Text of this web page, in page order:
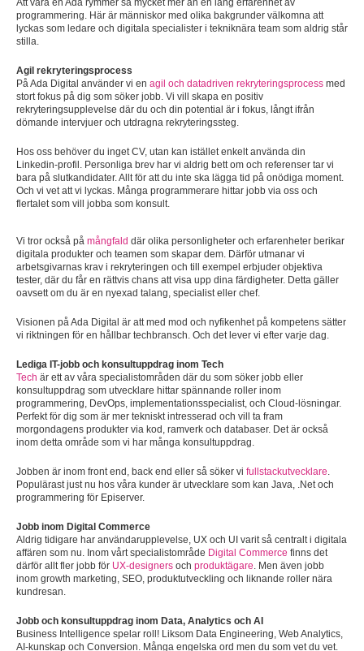
Att vara en Ada rymmer så mycket mer än en lång erfarenhet av
programmering. Här är människor med olika bakgrunder välkomna att
lyckas som ledare och digitala specialister i tekniknära team som aldrig står
stilla.
Agil rekryteringsprocess
På Ada Digital använder vi en agil och datadriven rekryteringsprocess med
stort fokus på dig som söker jobb. Vi vill skapa en positiv
rekryteringsupplevelse där du och din potential är i fokus, långt ifrån
dömande intervjuer och utdragna rekryteringssteg.
Hos oss behöver du inget CV, utan kan istället enkelt använda din
Linkedin-profil. Personliga brev har vi aldrig bett om och referenser tar vi
bara på slutkandidater. Allt för att du inte ska lägga tid på onödiga moment.
Och vi vet att vi lyckas. Många programmerare hittar jobb via oss och
flertalet som vill jobba som konsult.
Vi tror också på mångfald där olika personligheter och erfarenheter berikar
digitala produkter och teamen som skapar dem. Därför utmanar vi
arbetsgivarnas krav i rekryteringen och till exempel erbjuder objektiva
tester, där du får en rättvis chans att visa upp dina färdigheter. Detta gäller
oavsett om du är en nyexad talang, specialist eller chef.
Visionen på Ada Digital är att med mod och nyfikenhet på kompetens sätter
vi riktningen för en hållbar techbransch. Och det lever vi efter varje dag.
Lediga IT-jobb och konsultuppdrag inom Tech
Tech är ett av våra specialistområden där du som söker jobb eller
konsultuppdrag som utvecklare hittar spännande roller inom
programmering, DevOps, implementationsspecialist, och Cloud-lösningar.
Perfekt för dig som är mer tekniskt intresserad och vill ta fram
morgondagens produkter via kod, ramverk och databaser. Det är också
inom detta område som vi har många konsultuppdrag.
Jobben är inom front end, back end eller så söker vi fullstackutvecklare.
Populärast just nu hos våra kunder är utvecklare som kan Java, .Net och
programmering för Episerver.
Jobb inom Digital Commerce
Aldrig tidigare har användarupplevelse, UX och UI varit så centralt i digitala
affären som nu. Inom vårt specialistområde Digital Commerce finns det
därför allt fler jobb för UX-designers och produktägare. Men även jobb
inom growth marketing, SEO, produktutveckling och liknande roller nära
kundresan.
Jobb och konsultuppdrag inom Data, Analytics och AI
Business Intelligence spelar roll! Liksom Data Engineering, Web Analytics,
AI-kunskap och Conversion. Många engelska ord men du som vet du vet.